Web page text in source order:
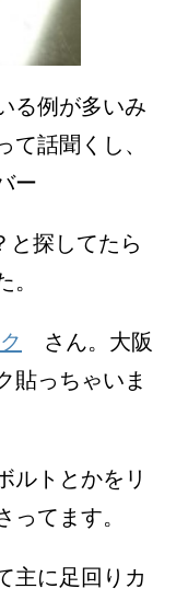
る例が多いみ
話聞くし、
ー
探してたら
さん。大阪
貼っちゃいま
ルトとかをリ
てます。
主に足回りカ